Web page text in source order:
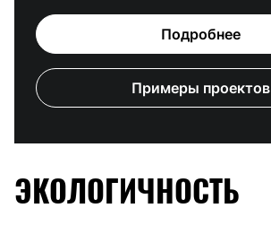
Подробнее
Примеры проектов
ЭКОЛОГИЧНОСТЬ